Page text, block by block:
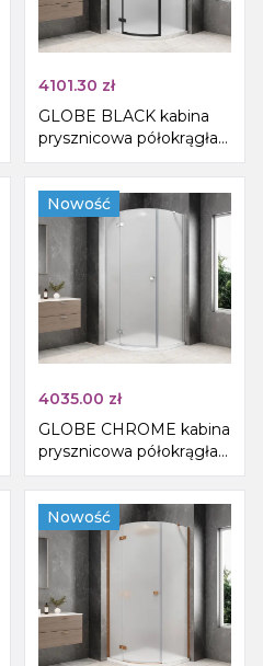
4101.30 zł
GLOBE BLACK kabina
prysznicowa półokrągła
1000x1000mm, szkło
matowe, lewe
Nowość
4035.00 zł
GLOBE CHROME kabina
prysznicowa półokrągła
1000x1000mm, szkło
matowe, lewe
Nowość